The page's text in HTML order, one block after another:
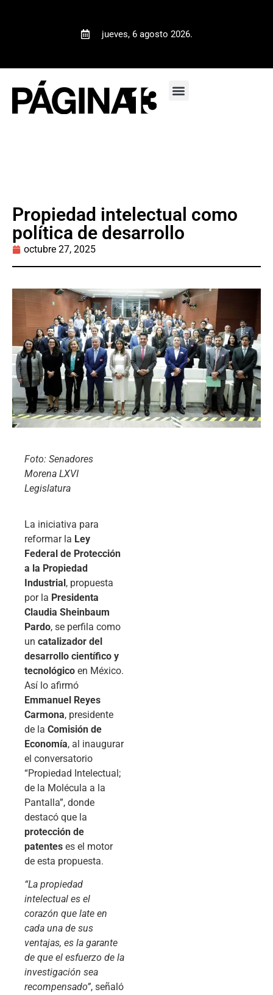
jueves, 6 agosto 2026.
Propiedad intelectual como
política de desarrollo
octubre 27, 2025
Foto: Senadores
Morena LXVI
Legislatura
La iniciativa para
reformar la Ley
Federal de Protección
a la Propiedad
Industrial, propuesta
por la Presidenta
Claudia Sheinbaum
Pardo, se perfila como
un catalizador del
desarrollo científico y
tecnológico en México.
Así lo afirmó
Emmanuel Reyes
Carmona, presidente
de la Comisión de
Economía, al inaugurar
el conversatorio
“Propiedad Intelectual;
de la Molécula a la
Pantalla”, donde
destacó que la
protección de
patentes es el motor
de esta propuesta.
“La propiedad
intelectual es el
corazón que late en
cada una de sus
ventajas, es la garante
de que el esfuerzo de la
investigación sea
recompensado”, señaló